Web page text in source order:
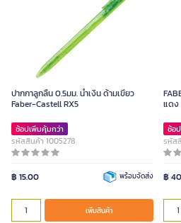
ปากกาลูกลื่น 0.5มม. น้ำเงิน ด้ามเขียว
Faber-Castell RX5
ช้อปเพิ่มคุ้มกว่า
รหัสสินค้า 1005278
฿ 15.00 พร้อมจัดส่ง
เพิ่มสินค้า
แดง
ช้อ
รหัส
฿